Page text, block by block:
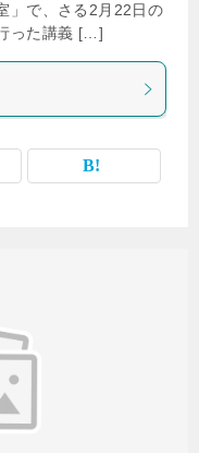
」で、さる2月22日の
った講義 […]